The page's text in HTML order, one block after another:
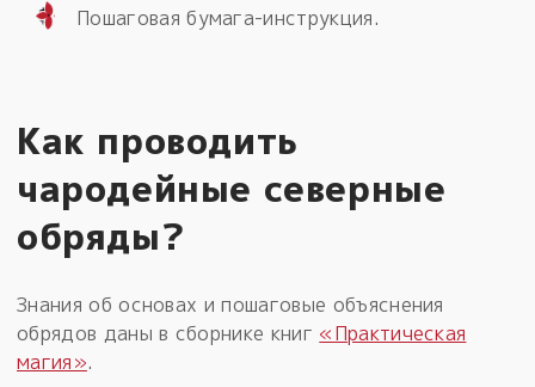
Пошаговая бумага-инструкция.
Как проводить
чародейные северные
обряды?
Знания об основах и пошаговые объяснения
обрядов даны в сборнике книг «Практическая
магия».